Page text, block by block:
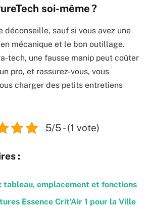
soi-même ?
déconseille, sauf si vous avez une
mécanique et le bon outillage.
tech, une fausse manip peut coûter
pro, et rassurez-vous, vous
charger des petits entretiens
5/5 - (1 vote)
:
tableau, emplacement et fonctions
Essence Crit’Air 1 pour la Ville